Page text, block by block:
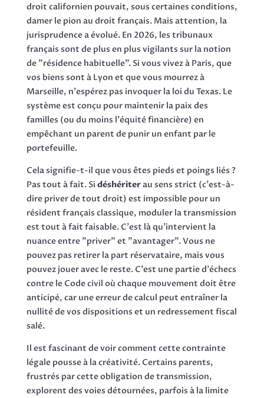
droit californien pouvait, sous certaines conditions,
damer le pion au droit français. Mais attention, la
jurisprudence a évolué. En 2026, les tribunaux
français sont de plus en plus vigilants sur la notion
de "résidence habituelle". Si vous vivez à Paris, que
vos biens sont à Lyon et que vous mourrez à
Marseille, n'espérez pas invoquer la loi du Texas. Le
système est conçu pour maintenir la paix des
familles (ou du moins l'équité financière) en
empêchant un parent de punir un enfant par le
portefeuille.
Cela signifie-t-il que vous êtes pieds et poings liés ?
Pas tout à fait. Si déshériterau sens strict (c'est-à-
dire priver de tout droit) est impossible pour un
résident français classique, moduler la transmission
est tout à fait faisable. C'est là qu'intervient la
nuance entre "priver" et "avantager". Vous ne
pouvez pas retirer la part réservataire, mais vous
pouvez jouer avec le reste. C'est une partie d'échecs
contre le Code civil où chaque mouvement doit être
anticipé, car une erreur de calcul peut entraîner la
nullité de vos dispositions et un redressement fiscal
salé.
Il est fascinant de voir comment cette contrainte
légale pousse à la créativité. Certains parents,
frustrés par cette obligation de transmission,
explorent des voies détournées, parfois à la limite